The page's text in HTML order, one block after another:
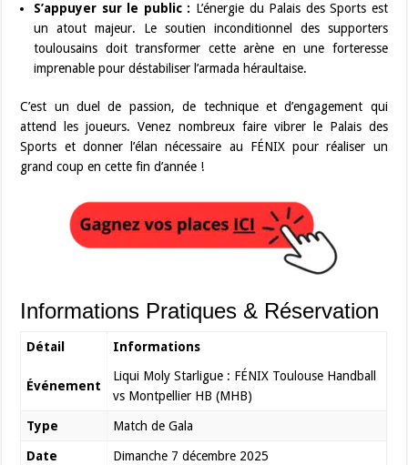
S’appuyer sur le public : L’énergie du Palais des Sports est
un atout majeur. Le soutien inconditionnel des supporters
toulousains doit transformer cette arène en une forteresse
imprenable pour déstabiliser l’armada héraultaise.
C’est un duel de passion, de technique et d’engagement qui
attend les joueurs. Venez nombreux faire vibrer le Palais des
Sports et donner l’élan nécessaire au FÉNIX pour réaliser un
grand coup en cette fin d’année !
Informations Pratiques & Réservation
Détail Informations
Événement
Liqui Moly Starligue : FÉNIX Toulouse Handball
vs Montpellier HB (MHB)
Type Match de Gala
Date Dimanche 7 décembre 2025